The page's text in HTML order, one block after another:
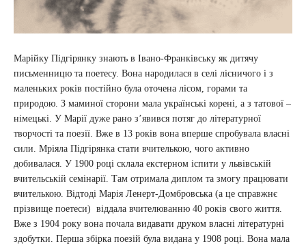
Марійку Підгірянку знають в Івано-Франківську як дитячу
письменницю та поетесу. Вона народилася в селі лісничого і з
маленьких років постійно була оточена лісом, горами та
природою. З маминої сторони мала українські корені, а з татової –
німецькі. У Марії дуже рано з’явився потяг до літературної
творчості та поезії. Вже в 13 років вона вперше спробувала власні
сили. Мріяла Підгірянка стати вчителькою, чого активно
добивалася. У 1900 році склала екстерном іспити у львівській
вчительській семінарії. Там отримала диплом та змогу працювати
вчителькою. Відтоді Марія Ленерт-Домбровська (а це справжнє
прізвище поетеси) віддала вчителюванню 40 років свого життя.
Вже з 1904 року вона почала видавати друком власні літературні
здобутки. Перша збірка поезій була видана у 1908 році. Вона мала